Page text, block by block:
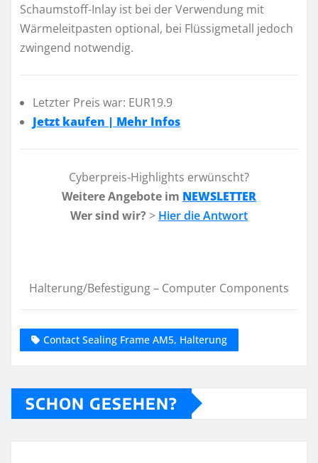
Schaumstoff-Inlay ist bei der Verwendung mit
Wärmeleitpasten optional, bei Flüssigmetall jedoch
zwingend notwendig.
Letzter Preis war: EUR19.9
Jetzt kaufen | Mehr Infos
Cyberpreis-Highlights erwünscht?
Weitere Angebote im NEWSLETTER
Wer sind wir? > Hier die Antwort
Halterung/Befestigung – Computer Components
Contact Sealing Frame AM5, Halterung
SCHON GESEHEN?